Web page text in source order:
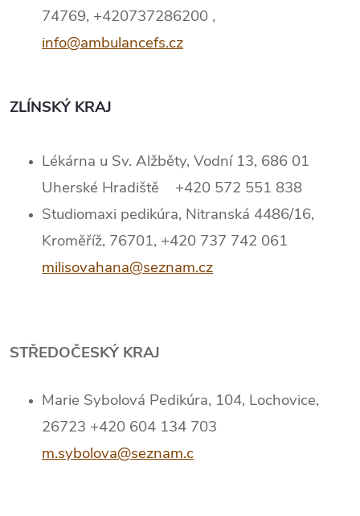
74769, +420737286200 ,
info@ambulancefs.cz
ZLÍNSKÝ KRAJ
Lékárna u Sv. Alžběty, Vodní 13, 686 01
Uherské Hradiště +420 572 551 838
Studiomaxi pedikúra, Nitranská 4486/16,
Kroměříž, 76701, +420 737 742 061
milisovahana@seznam.cz
STŘEDOČESKÝ KRAJ
Marie Sybolová Pedikúra, 104, Lochovice,
26723 +420 604 134 703
m.sybolova@seznam.c